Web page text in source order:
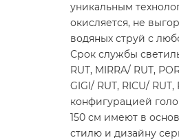
уникальным
окисляется, не
водяных струй с
Срок службы
RUT, MIRRA/ RUT,
GIGI/ RUT, RICU/
конфигурацией
150 см имеют в
стилю и дизайну